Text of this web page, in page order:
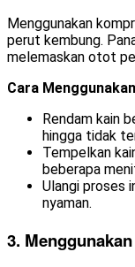
Menggunakan
perut kembung.
melemaskan otot
Cara
Rendam kain
hingga tidak
Tempelkan
beberapa
Ulangi proses
nyaman.
3.